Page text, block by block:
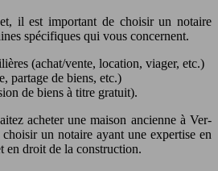
il est important de choisir un notaire
spécifiques qui vous concernent.
(achat/vente, location, viager, etc.)
partage de biens, etc.)
de biens à titre gratuit).
acheter une maison ancienne à Ver-
un notaire ayant une expertise en
en droit de la construction.